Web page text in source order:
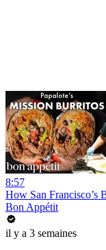
8:57
How San Francisco’s
Bon Appétit
il y a 3 semaines